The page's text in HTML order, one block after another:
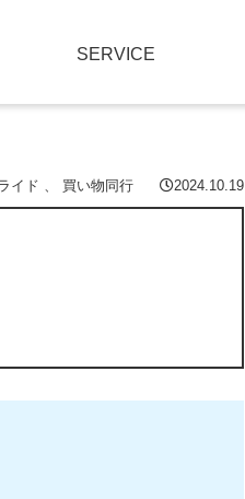
SERVICE
イド 、 買い物同行 2024.10.19